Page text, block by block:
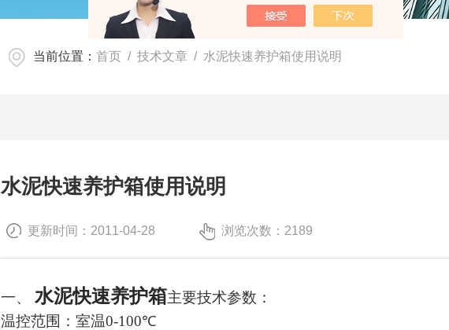
当前位置： 首页 / 技术文章 / 水泥快速养护箱使用说明
水泥快速养护箱使用说明
更新时间：2011-04-28 浏览次数：2189
一、 水泥快速养护箱主要技术参数：
温控范围：室温0-100℃